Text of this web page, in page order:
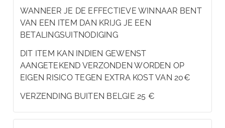
WANNEER JE DE EFFECTIEVE WINNAAR BENT
VAN EEN ITEM DAN KRIJG JE EEN
BETALINGSUITNODIGING
DIT ITEM KAN INDIEN GEWENST
AANGETEKEND VERZONDEN WORDEN OP
EIGEN RISICO TEGEN EXTRA KOST VAN 20€
VERZENDING BUITEN BELGIE 25 €